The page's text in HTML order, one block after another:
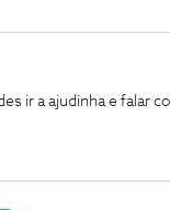
ir a ajudinha e falar